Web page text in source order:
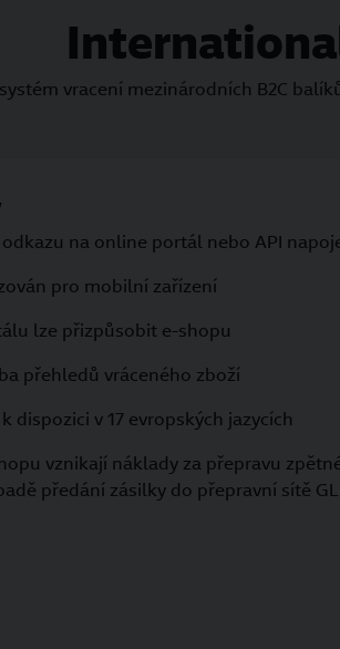
vracení mezinárodních B2C
na online portál nebo API
pro mobilní zařízení
lze přizpůsobit e-shopu
přehledů vráceného zboží
dispozici v 17 evropských jazycích
vznikají náklady za přepravu
předání zásilky do přepravní sítě